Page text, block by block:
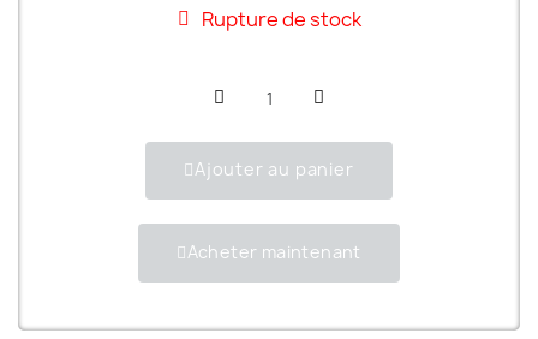
Rupture de stock
Ajouter au panier
Acheter maintenant